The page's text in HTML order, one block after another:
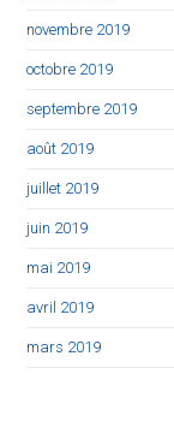
novembre 2019
octobre 2019
septembre 2019
août 2019
juillet 2019
juin 2019
mai 2019
avril 2019
mars 2019